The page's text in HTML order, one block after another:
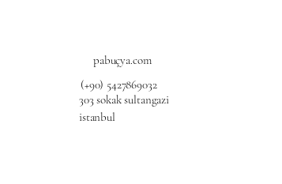
pabuçya.com
(+90) 5427869032
303 sokak sultangazi
istanbul